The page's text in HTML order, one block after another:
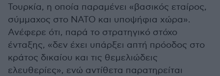
Τουρκία, η οποία παραμένει «βασικός εταίρος,
σύμμαχος στο ΝΑΤΟ και υποψήφια χώρα».
Ανέφερε ότι, παρά το στρατηγικό στόχο
ένταξης, «δεν έχει υπάρξει απτή πρόοδος στο
κράτος δικαίου και τις θεμελιώδεις
ελευθερίες», ενώ αντίθετα παρατηρείται